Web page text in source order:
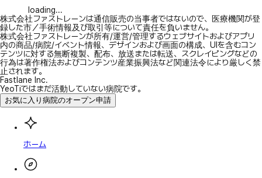
loading...
株式会社ファストレーンは通信販売の当事者ではないので、医療機関が登
録した市／手術情報及び取引等について責任を負いません。
株式会社ファストレーンが所有/運営/管理するウェブサイトおよびアプリ
内の商品/病院/イベント情報、デザインおよび画面の構成、UIを含むコン
テンツに対する無断複製、配布、放送または転送、スクレイピングなどの
行為は著作権法およびコンテンツ産業振興法など関連法令により厳しく禁
止されます。
Fastlane Inc.
YeoTiではまだ活動していない病院です。
お気に入り病院のオープン申請
ホーム